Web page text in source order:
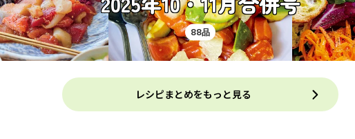
88品
レシピまとめをもっと見る